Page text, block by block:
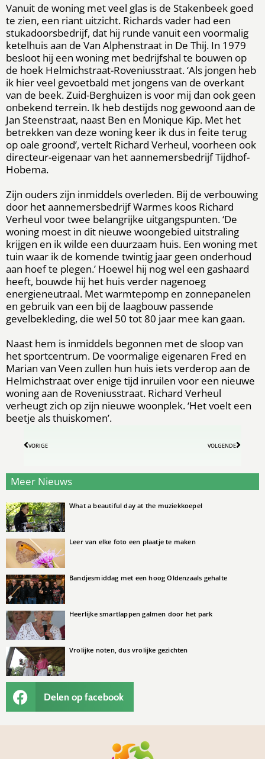
Vanuit de woning met veel glas is de Stakenbeek goed
te zien, een riant uitzicht. Richards vader had een
stukadoorsbedrijf, dat hij runde vanuit een voormalig
ketelhuis aan de Van Alphenstraat in De Thij. In 1979
besloot hij een woning met bedrijfshal te bouwen op
de hoek Helmichstraat-Roveniusstraat. ‘Als jongen heb
ik hier veel gevoetbald met jongens van de overkant
van de beek. Zuid-Berghuizen is voor mij dan ook geen
onbekend terrein. Ik heb destijds nog gewoond aan de
Jan Steenstraat, naast Ben en Monique Kip. Met het
betrekken van deze woning keer ik dus in feite terug
op oale groond’, vertelt Richard Verheul, voorheen ook
directeur-eigenaar van het aannemersbedrijf Tijdhof-
Hobema.
Zijn ouders zijn inmiddels overleden. Bij de verbouwing
door het aannemersbedrijf Warmes koos Richard
Verheul voor twee belangrijke uitgangspunten. ‘De
woning moest in dit nieuwe woongebied uitstraling
krijgen en ik wilde een duurzaam huis. Een woning met
tuin waar ik de komende twintig jaar geen onderhoud
aan hoef te plegen.’ Hoewel hij nog wel een gashaard
heeft, bouwde hij het huis verder nagenoeg
energieneutraal. Met warmtepomp en zonnepanelen
en gebruik van een bij de laagbouw passende
gevelbekleding, die wel 50 tot 80 jaar mee kan gaan.
Naast hem is inmiddels begonnen met de sloop van
het sportcentrum. De voormalige eigenaren Fred en
Marian van Veen zullen hun huis iets verderop aan de
Helmichstraat over enige tijd inruilen voor een nieuwe
woning aan de Roveniusstraat. Richard Verheul
verheugt zich op zijn nieuwe woonplek. ‘Het voelt een
beetje als thuiskomen’.
VORIGE VOLGENDE
Meer Nieuws
What a beautiful day at the muziekkoepel
Leer van elke foto een plaatje te maken
Bandjesmiddag met een hoog Oldenzaals gehalte
Heerlijke smartlappen galmen door het park
Vrolijke noten, dus vrolijke gezichten
Delen op facebook